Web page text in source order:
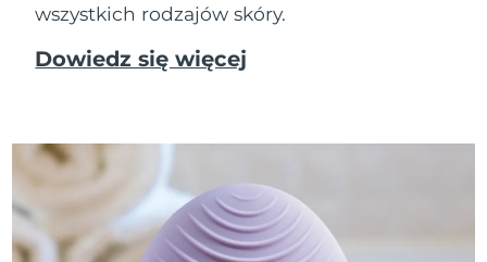
wszystkich rodzajów skóry.
Dowiedz się więcej